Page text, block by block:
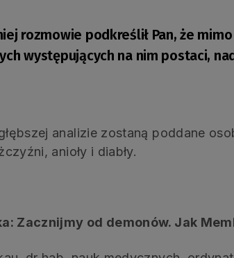
rozmowie podkreślił Pan, że
występujących na nim postaci,
analizie zostaną poddane
anioły i diabły.
Zacznijmy od demonów. Jak